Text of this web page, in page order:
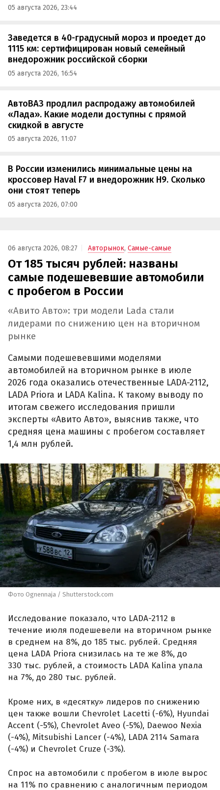
05 августа 2026, 23:44
Заведется в 40-градусный мороз и проедет до
1115 км: сертифицирован новый семейный
внедорожник российской сборки
05 августа 2026, 16:54
АвтоВАЗ продлил распродажу автомобилей
«Лада». Какие модели доступны с прямой
скидкой в августе
05 августа 2026, 11:07
В России изменились минимальные цены на
кроссовер Haval F7 и внедорожник H9. Сколько
они стоят теперь
05 августа 2026, 07:00
06 августа 2026, 08:27 Авторынок, Самые-самые
От 185 тысяч рублей: названы
самые подешевевшие автомобили
с пробегом в России
«Авито Авто»: три модели Lada стали
лидерами по снижению цен на вторичном
рынке
Самыми подешевевшими моделями
автомобилей на вторичном рынке в июле
2026 года оказались отечественные LADA-2112,
LADA Priora и LADA Kalina. К такому выводу по
итогам свежего исследования пришли
эксперты «Авито Авто», выяснив также, что
средняя цена машины с пробегом составляет
1,4 млн рублей.
Фото Ognennaja / Shutterstock.com
Исследование показало, что LADA-2112 в
течение июля подешевели на вторичном рынке
в среднем на 8%, до 185 тыс. рублей. Средняя
цена LADA Priora снизилась на те же 8%, до
330 тыс. рублей, а стоимость LADA Kalina упала
на 7%, до 280 тыс. рублей.
Кроме них, в «десятку» лидеров по снижению
цен также вошли Chevrolet Lacetti (-6%), Hyundai
Accent (-5%), Chevrolet Aveo (-5%), Daewoo Nexia
(-4%), Mitsubishi Lancer (-4%), LADA 2114 Samara
(-4%) и Chevrolet Cruze (-3%).
Спрос на автомобили с пробегом в июле вырос
на 11% по сравнению с аналогичным периодом